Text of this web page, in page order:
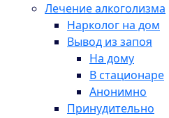
Лечение алкоголизма
Нарколог на дом
Вывод из запоя
На дому
В стационаре
Анонимно
Принудительно